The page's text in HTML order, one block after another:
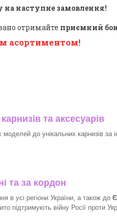
на наступне замовлення!
отримайте приємний
асортиментом!
та аксесуарів
до унікальних карнизів за
та за кордон
в усі регіони України, а також до
підтримують війну Росії проти